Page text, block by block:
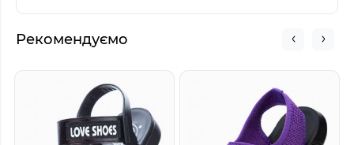
Рекомендуємо